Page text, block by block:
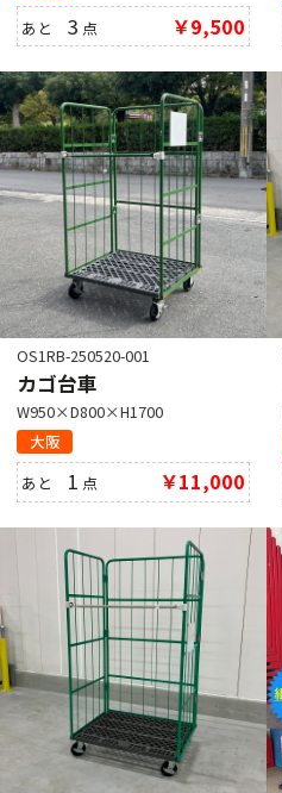
あと3 点 ￥9,500
OS1RB-250520-001
カゴ台車
W950×D800×H1700
大阪
あと 1 点 ￥11,000